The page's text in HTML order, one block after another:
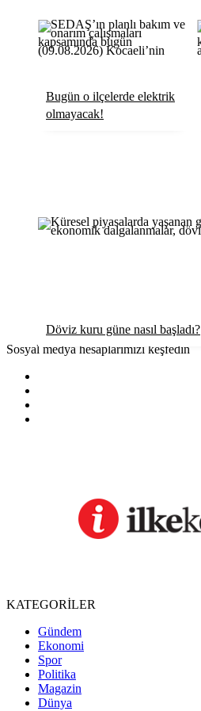
Bugün o ilçelerde elektrik
olmayacak!
Döviz kuru güne nasıl başladı?
Sosyal medya hesaplarımızı keşfedin
KATEGORİLER
Gündem
Ekonomi
Spor
Politika
Magazin
Dünya